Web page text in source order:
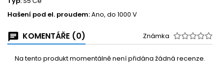
Hašení pod el. proudem:Ano, do 1000 V
KOMENTÁŘE (0) Známka
Na tento produkt momentálně není přidána žádná recenze.